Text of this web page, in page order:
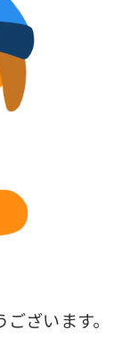
ざいます。